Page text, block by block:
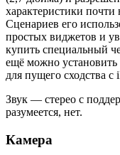
характеристики почти
Сценариев его
простых виджетов и
купить специальный
ещё можно
для пущего сходства с
Звук — стерео с
разумеется, нет.
Камера